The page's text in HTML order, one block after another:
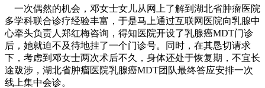
一次偶然的机会，邓女士女儿从网上了解到湖北省肿瘤医院
多学科联合诊疗经验丰富，于是马上通过互联网医院向乳腺中
心牵头负责人郑红梅咨询，得知医院开设了乳腺癌MDT门诊
后，她就迫不及待地挂了一个门诊号。同时，在其恳切请求
下，考虑到邓女士两次术后不久，身体还处于恢复期，不宜长
途跋涉，湖北省肿瘤医院乳腺癌MDT团队最终答应安排一次
线上集中会诊。